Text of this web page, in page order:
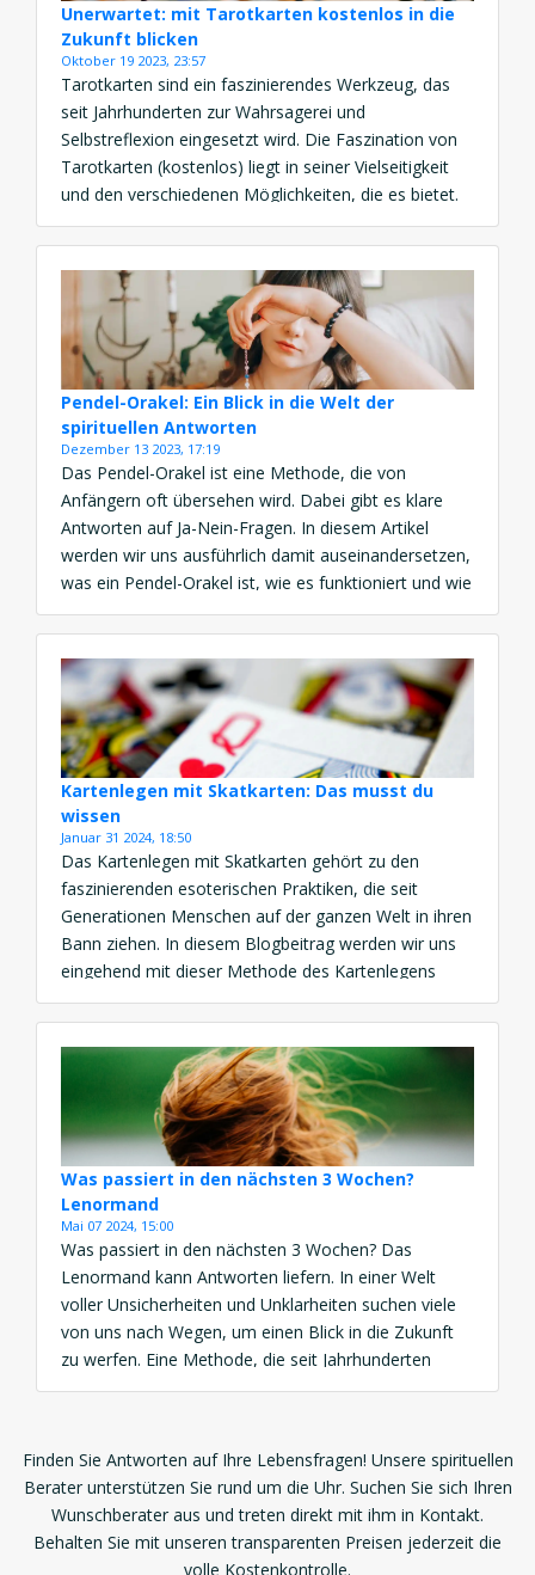
Unerwartet: mit Tarotkarten kostenlos in die
Zukunft blicken
Oktober 19 2023, 23:57
Tarotkarten sind ein faszinierendes Werkzeug, das
seit Jahrhunderten zur Wahrsagerei und
Selbstreflexion eingesetzt wird. Die Faszination von
Tarotkarten (kostenlos) liegt in seiner Vielseitigkeit
und den verschiedenen Möglichkeiten, die es bietet.
Menschen nutzen Tarotkarten, um Einblicke in ihre
Zukunft zu bekommen, Antworten auf drängende
Fragen zu erhalten und um sich selbst besser zu
verstehen. Es ist […]
Pendel-Orakel: Ein Blick in die Welt der
spirituellen Antworten
Dezember 13 2023, 17:19
Das Pendel-Orakel ist eine Methode, die von
Anfängern oft übersehen wird. Dabei gibt es klare
Antworten auf Ja-Nein-Fragen. In diesem Artikel
werden wir uns ausführlich damit auseinandersetzen,
was ein Pendel-Orakel ist, wie es funktioniert und wie
du selbst diese mystische Kunst praktizieren kannst.
Das Orakel – Ein Fenster zur spirituellen Welt Ein
Orakel ist ein […]
Kartenlegen mit Skatkarten: Das musst du
wissen
Januar 31 2024, 18:50
Das Kartenlegen mit Skatkarten gehört zu den
faszinierenden esoterischen Praktiken, die seit
Generationen Menschen auf der ganzen Welt in ihren
Bann ziehen. In diesem Blogbeitrag werden wir uns
eingehend mit dieser Methode des Kartenlegens
befassen und dir alle wichtigen Informationen liefern,
die du darüber wissen musst. Erfahre, was die
einzelnen Karten bedeuten und wie du […]
Was passiert in den nächsten 3 Wochen?
Lenormand
Mai 07 2024, 15:00
Was passiert in den nächsten 3 Wochen? Das
Lenormand kann Antworten liefern. In einer Welt
voller Unsicherheiten und Unklarheiten suchen viele
von uns nach Wegen, um einen Blick in die Zukunft
zu werfen. Eine Methode, die seit Jahrhunderten
verwendet wird, ist die Kunst des Kartenlegens. Eine
Finden Sie Antworten auf Ihre Lebensfragen! Unsere spirituellen
Berater unterstützen Sie rund um die Uhr. Suchen Sie sich Ihren
Wunschberater aus und treten direkt mit ihm in Kontakt.
Behalten Sie mit unseren transparenten Preisen jederzeit die
volle Kostenkontrolle.